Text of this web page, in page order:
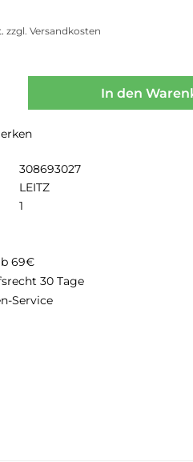
zzgl. Versandkosten
In den
308693027
LEITZ
1
69€
30 Tage
Service